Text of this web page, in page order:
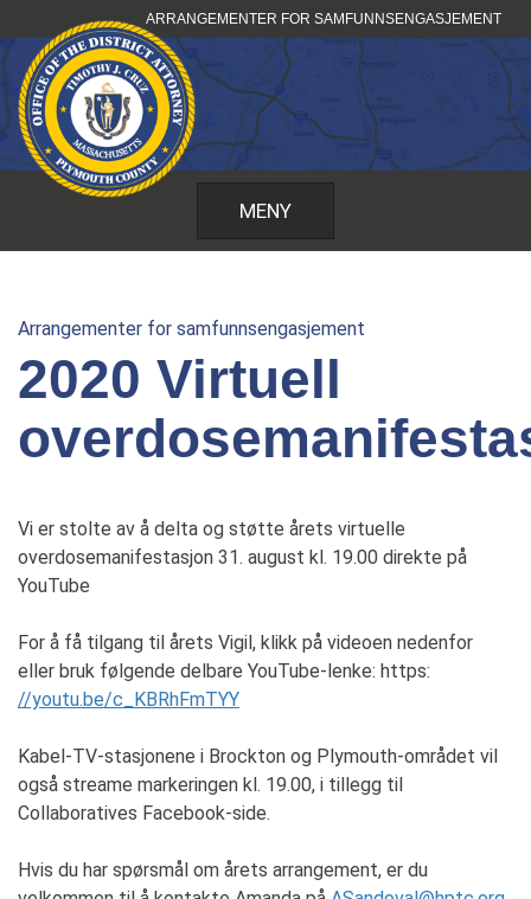
til
innhold
ARRANGEMENTER FOR SAMFUNNSENGASJEMENT
MENY
Arrangementer for samfunnsengasjement
2020 Virtuell
Vi er stolte av å delta og støtte årets virtuelle
overdosemanifestasjon 31. august kl. 19.00 direkte på
YouTube
For å få tilgang til årets Vigil, klikk på videoen nedenfor
eller bruk følgende delbare YouTube-lenke: https:
//youtu.be/c_KBRhFmTYY
Kabel-TV-stasjonene i Brockton og Plymouth-området vil
også streame markeringen kl. 19.00, i tillegg til
Collaboratives Facebook-side.
Hvis du har spørsmål om årets arrangement, er du